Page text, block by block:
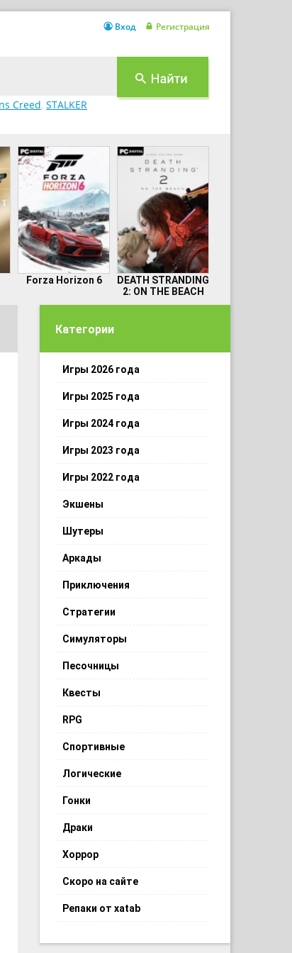
Creed, STALKER
Вход Регистрация
Forza Horizon 6
DEATH STRANDING
2: ON THE BEACH
Категории
Игры 2026 года
Игры 2025 года
Игры 2024 года
Игры 2023 года
Игры 2022 года
Экшены
Шутеры
Аркады
Приключения
Стратегии
Симуляторы
Песочницы
Квесты
RPG
Спортивные
Логические
Гонки
Драки
Хоррор
Скоро на сайте
Репаки от xatab